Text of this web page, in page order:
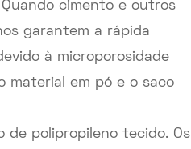
cimento e outros
garantem a rápida
à microporosidade
material em pó e o saco
de polipropileno tecido. Os